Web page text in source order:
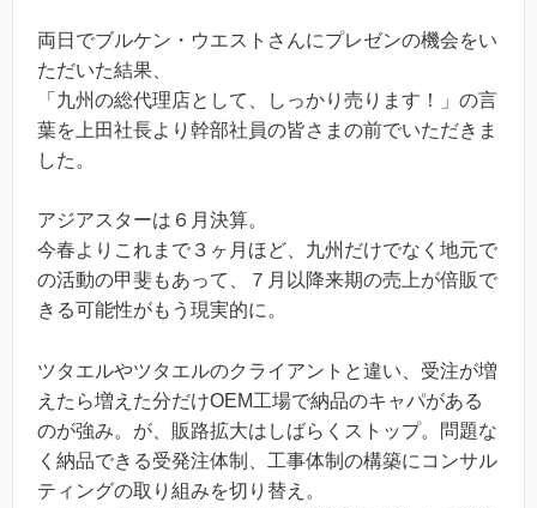
両日でブルケン・ウエストさんにプレゼンの機会をい
ただいた結果、
「九州の総代理店として、しっかり売ります！」の言
葉を上田社長より幹部社員の皆さまの前でいただきま
した。
アジアスターは６月決算。
今春よりこれまで３ヶ月ほど、九州だけでなく地元で
の活動の甲斐もあって、７月以降来期の売上が倍販で
きる可能性がもう現実的に。
ツタエルやツタエルのクライアントと違い、受注が増
えたら増えた分だけOEM工場で納品のキャパがある
のが強み。が、販路拡大はしばらくストップ。問題な
く納品できる受発注体制、工事体制の構築にコンサル
ティングの取り組みを切り替え。